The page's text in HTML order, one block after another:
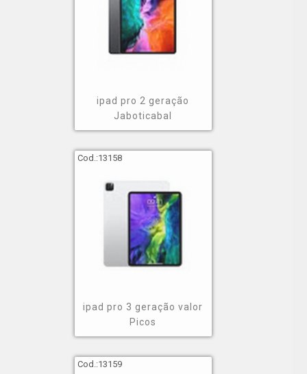
ipad pro 2 geração
Jaboticabal
Cod.:13158
ipad pro 3 geração valor
Picos
Cod.:13159